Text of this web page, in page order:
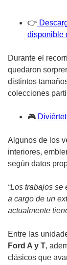
👉
disponible
Durante el
quedaron
distintos
colecciones
🎮
Algunos de los
interiores,
según datos
“Los trabajos
a cargo de un
actualmente
Entre las
Ford A y T,
clásicos que